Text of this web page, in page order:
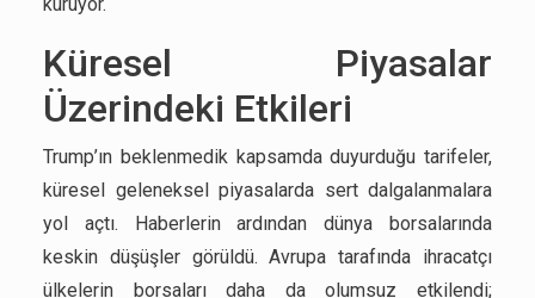
Küresel Piyasalar
Üzerindeki Etkileri
Trump’ın beklenmedik kapsamda duyurduğu tarifeler,
küresel geleneksel piyasalarda sert dalgalanmalara
yol açtı. Haberlerin ardından dünya borsalarında
keskin düşüşler görüldü. Avrupa tarafında ihracatçı
ülkelerin borsaları daha da olumsuz etkilendi;